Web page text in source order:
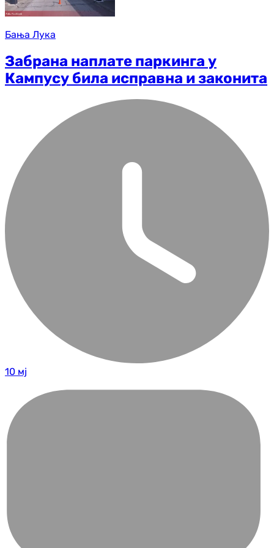
Бања Лука
Забрана наплате паркинга у
Кампусу била исправна и законита
10 мј